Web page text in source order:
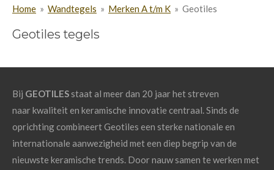
Home » Wandtegels » Merken A t/m K » Geotiles
Geotiles tegels
Bij GEOTILESstaat al meer dan 20 jaarhet streven
naarkwaliteit en keramische innovatie centraal. Sinds de
oprichting combineert Geotiles een sterke nationale en
internationale aanwezigheid met een diep begrip van de
nieuwste keramische trends. Door nauw samen te werken met